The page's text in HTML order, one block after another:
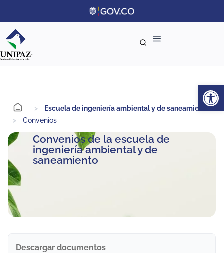
>
Escuela de ingeniería ambiental y de saneamiento
>
Convenios
Convenios de la escuela de
ingeniería ambiental y de
saneamiento
Descargar documentos